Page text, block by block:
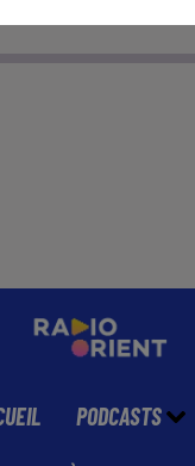
PODCASTS